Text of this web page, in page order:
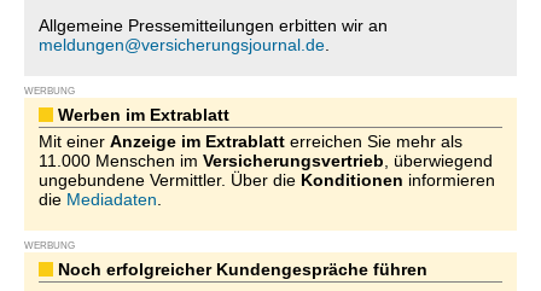
Allgemeine Pressemitteilungen erbitten wir an
meldungen@versicherungsjournal.de
WERBUNG
Werben im Extrablatt
Mit einer Anzeige im Extrablatt erreichen Sie mehr als
11.000 Menschen im Versicherungsvertrieb , überwiegend
ungebundene Vermittler. Über die Konditionen informieren
die Mediadaten
WERBUNG
Noch erfolgreicher Kundengespräche führen